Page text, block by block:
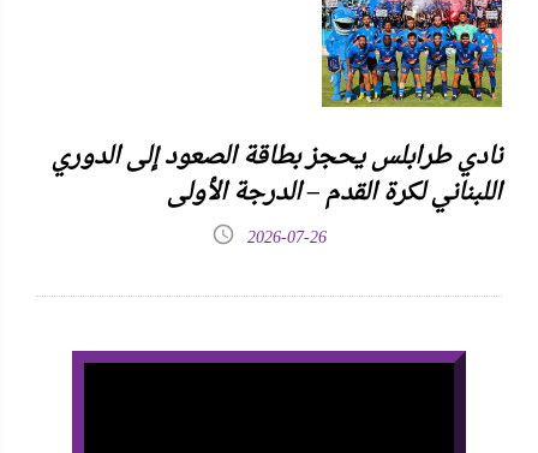
نادي طرابلس يحجز بطاقة الصعود إلى الدوري
اللبناني لكرة القدم – الدرجة الأولى
2026-07-26